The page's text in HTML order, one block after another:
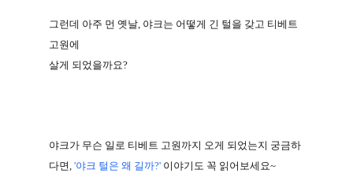
그런데 아주 먼 옛날, 야크는 어떻게 긴 털을 갖고 티베트
고원에
살게 되었을까요?
야크가 무슨 일로 티베트 고원까지 오게 되었는지 궁금하
다면,'야크 털은 왜 길까?' 이야기도 꼭 읽어보세요~